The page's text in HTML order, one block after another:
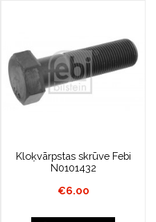
Kloķvārpstas skrūve Febi
N0101432
€6.00